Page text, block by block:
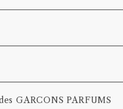
ル
GARCONS PARFUMS